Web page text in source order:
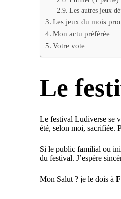
Les autres jeux
Les jeux du mois
Mon actu préférée
Votre vote
Le
Le festival Ludiverse se
été, selon moi, sacrifiée.
Si le public familial ou
du festival. J’espère
Mon Salut ? je le dois à